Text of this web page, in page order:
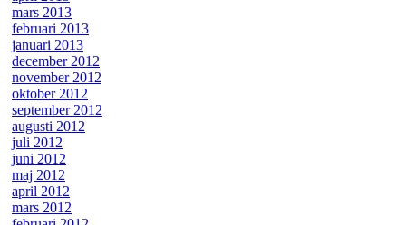
mars 2013
februari 2013
januari 2013
december 2012
november 2012
oktober 2012
september 2012
augusti 2012
juli 2012
juni 2012
maj 2012
april 2012
mars 2012